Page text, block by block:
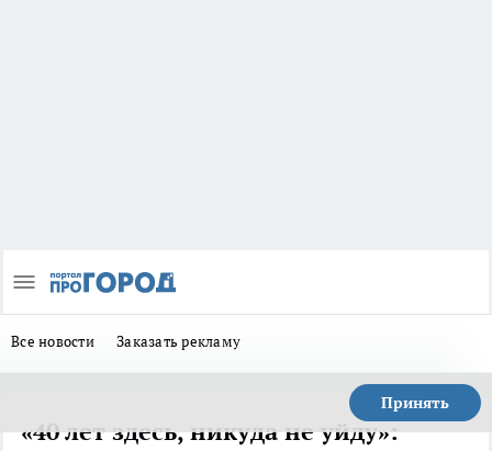
Все новости Заказать рекламу
Принять
«40 лет здесь, никуда не уйду»: